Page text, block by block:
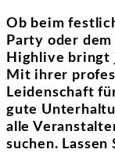
Ob beim
Party oder
Highlive bringt
Mit ihrer
Leidenschaft
gute
alle
suchen.